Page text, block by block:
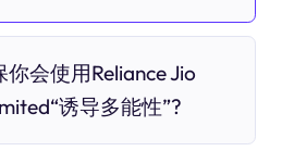
会使用Reliance Jio
诱导多能性”?